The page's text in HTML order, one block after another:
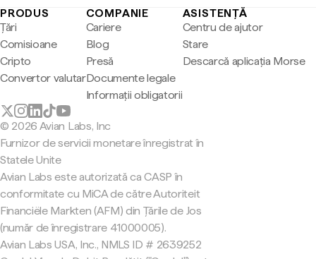
PRODUS
Țări
Comisioane
Cripto
Convertor valutar
COMPANIE
Cariere
Blog
Presă
Documente legale
Informații obligatorii
ASISTENȚĂ
Centru de ajutor
Stare
Descarcă aplicația Morse
© 2026 Avian Labs, Inc
Furnizor de servicii monetare înregistrat în
Statele Unite
Avian Labs este autorizată ca CASP în
conformitate cu MiCA de către Autoriteit
Financiële Markten (AFM) din Țările de Jos
(număr de înregistrare 41000005).
Avian Labs USA, Inc., NMLS ID # 2639252